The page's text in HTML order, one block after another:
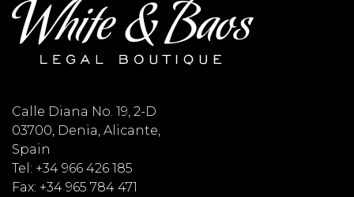
Calle Diana No. 19, 2-D
03700, Denia, Alicante,
Spain
Tel: +34 966 426 185
Fax: +34 965 784 471